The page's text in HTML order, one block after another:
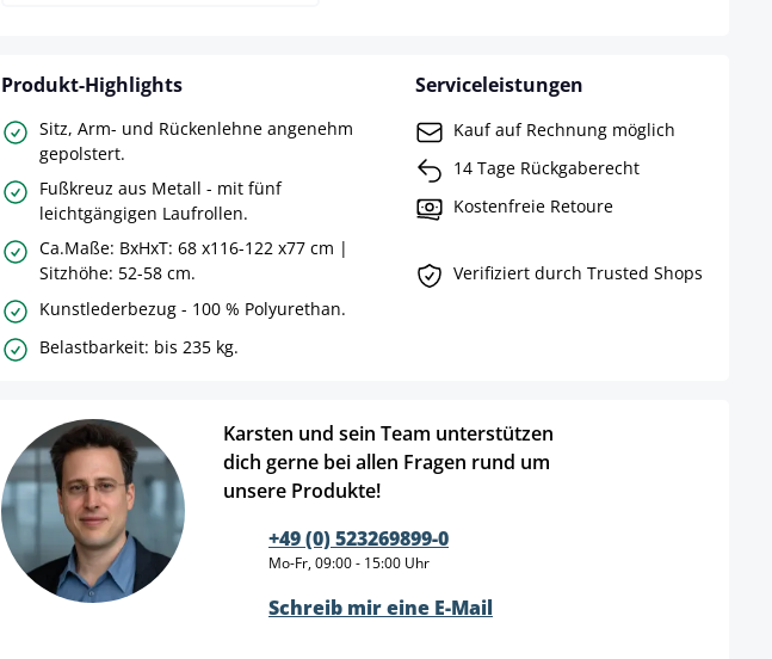
Produkt-Highlights
Sitz, Arm- und Rückenlehne angenehm
gepolstert.
Fußkreuz aus Metall - mit fünf
leichtgängigen Laufrollen.
Ca.Maße: BxHxT: 68 x116-122 x77 cm |
Sitzhöhe: 52-58 cm.
Kunstlederbezug - 100 % Polyurethan.
Belastbarkeit: bis 235 kg.
Serviceleistungen
Kauf auf Rechnung möglich
14 Tage Rückgaberecht
Kostenfreie Retoure
Verifiziert durch Trusted Shops
Karsten und sein Team unterstützen
dich gerne bei allen Fragen rund um
unsere Produkte!
+49 (0) 523269899-0
Mo-Fr, 09:00 - 15:00 Uhr
Schreib mir eine E-Mail